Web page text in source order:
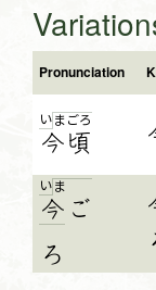
Pronunciation
い ま
今
ごろ
頃
い ま
今 ご
ろ